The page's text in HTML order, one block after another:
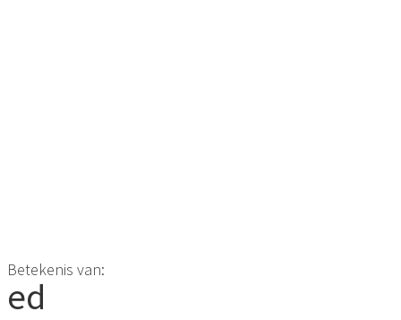
Betekenis van:
ed